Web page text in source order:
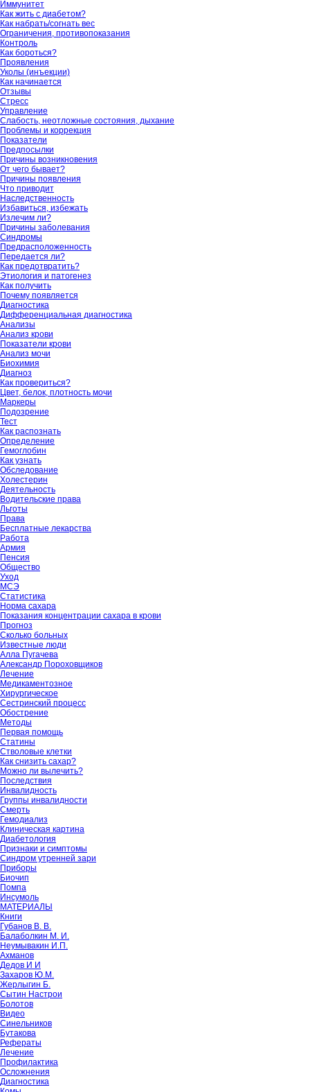
Иммунитет
Как жить с диабетом?
Как набрать/согнать вес
Ограничения, противопоказания
Контроль
Как бороться?
Проявления
Уколы (инъекции)
Как начинается
Отзывы
Стресс
Управление
Слабость, неотложные состояния, дыхание
Проблемы и коррекция
Показатели
Предпосылки
Причины возникновения
От чего бывает?
Причины появления
Что приводит
Наследственность
Избавиться, избежать
Излечим ли?
Причины заболевания
Синдромы
Предрасположенность
Передается ли?
Как предотвратить?
Этиология и патогенез
Как получить
Почему появляется
Диагностика
Дифференциальная диагностика
Анализы
Анализ крови
Показатели крови
Анализ мочи
Биохимия
Диагноз
Как провериться?
Цвет, белок, плотность мочи
Маркеры
Подозрение
Тест
Как распознать
Определение
Гемоглобин
Как узнать
Обследование
Холестерин
Деятельность
Водительские права
Льготы
Права
Бесплатные лекарства
Работа
Армия
Пенсия
Общество
Уход
МСЭ
Статистика
Норма сахара
Показания концентрации сахара в крови
Прогноз
Сколько больных
Известные люди
Алла Пугачева
Александр Пороховщиков
Лечение
Медикаментозное
Хирургическое
Сестринский процесс
Обострение
Методы
Первая помощь
Статины
Стволовые клетки
Как снизить сахар?
Можно ли вылечить?
Последствия
Инвалидность
Группы инвалидности
Смерть
Гемодиализ
Клиническая картина
Диабетология
Признаки и симптомы
Синдром утренней зари
Приборы
Биочип
Помпа
Инсумоль
МАТЕРИАЛЫ
Книги
Губанов В. В.
Балаболкин М. И.
Неумывакин И.П.
Ахманов
Дедов И И
Захаров Ю.М.
Жерлыгин Б.
Сытин Настрои
Болотов
Видео
Синельников
Бутакова
Рефераты
Лечение
Профилактика
Осложнения
Диагностика